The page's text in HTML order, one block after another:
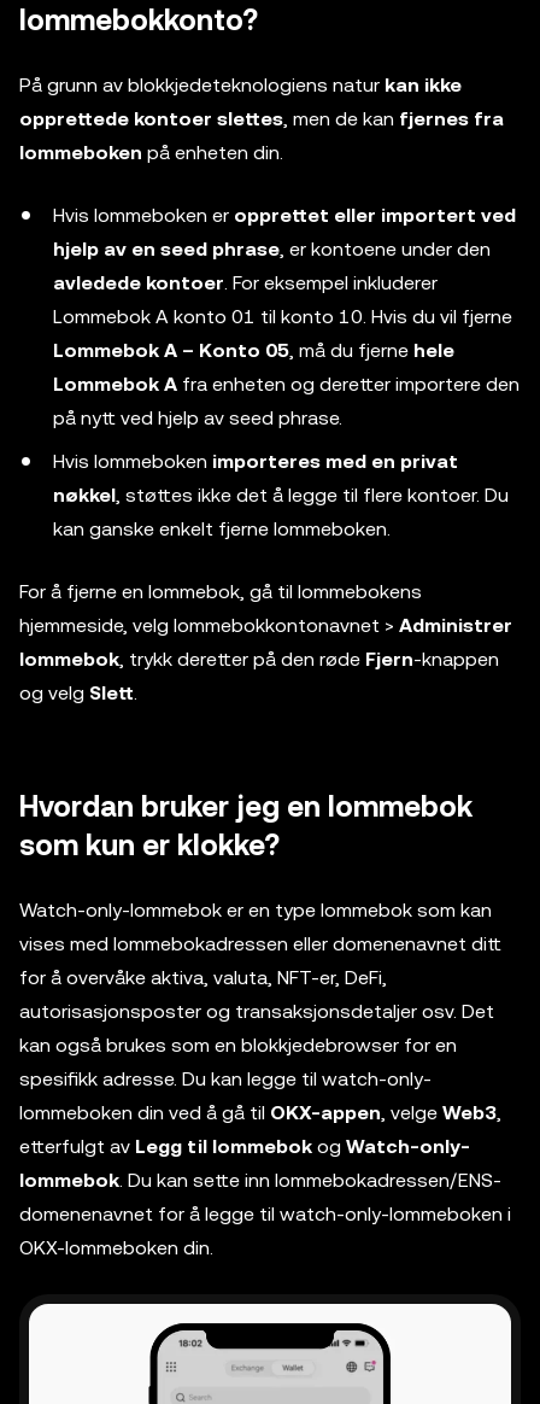
lommebokkonto?
På grunn av blokkjedeteknologiens natur kan ikke
opprettede kontoer slettes , men de kan fjernes fra
lommeboken på enheten din.
Hvis lommeboken er opprettet eller importert ved
hjelp av en seed phrase , er kontoene under den
avledede kontoer . For eksempel inkluderer
Lommebok A konto 01 til konto 10. Hvis du vil fjerne
Lommebok A – Konto 05 , må du fjerne hele
Lommebok A fra enheten og deretter importere den
på nytt ved hjelp av seed phrase.
Hvis lommeboken importeres med en privat
nøkkel , støttes ikke det å legge til flere kontoer. Du
kan ganske enkelt fjerne lommeboken.
For å fjerne en lommebok, gå til lommebokens
hjemmeside, velg lommebokkontonavnet > Administrer
lommebok , trykk deretter på den røde Fjern-knappen
og velg Slett
Hvordan bruker jeg en lommebok
som kun er klokke?
Watch-only-lommebok er en type lommebok som kan
vises med lommebokadressen eller domenenavnet ditt
for å overvåke aktiva, valuta, NFT-er, DeFi,
autorisasjonsposter og transaksjonsdetaljer osv. Det
kan også brukes som en blokkjedebrowser for en
spesifikk adresse. Du kan legge til watch-only-
lommeboken din ved å gå til OKX-appen , velge Web3
etterfulgt av Legg til lommebok og Watch-only-
lommebok . Du kan sette inn lommebokadressen/ENS-
domenenavnet for å legge til watch-only-lommeboken i
OKX-lommeboken din.